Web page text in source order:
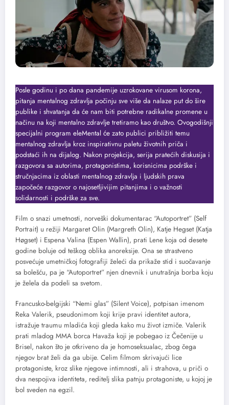
Posle godinu i po dana pandemije uzrokovane virusom korona,
pitanja mentalnog zdravlja počinju sve više da nalaze put do šire
publike i shvatanja da će nam biti potrebne radikalne promene u
načinu na koji mentalno zdravlje tretiramo kao društvo. Ovogodišnji
specijalni program eleMental će zato publici približiti temu
mentalnog zdravlja kroz inspirativnu paletu životnih priča i
podstaći ih na dijalog. Nakon projekcija, serija pratećih diskusija i
razgovora sa autorima, protagonistima, korisnicima podrške i
stručnjacima iz oblasti mentalnog zdravlja i ljudskih prava
započeće razgovor o najosetljivijim pitanjima i o važnosti
solidarnosti i podrške za sve.
Film o snazi umetnosti, norveški dokumentarac “Autoportret” (Self
Portrait) u režiji Margaret Olin (Margreth Olin), Katje Hegset (Katja
Høgset) i Espena Valina (Espen Wallin), prati Lene koja od desete
godine boluje od teškog oblika anoreksije. Ona se strastveno
posvećuje umetničkoj fotografiji želeći da prikaže stid i suočavanje
sa bolešću, pa je “Autoportret” njen dnevnik i unutrašnja borba koju
je želela da podeli sa svetom.
Francusko-belgijski “Nemi glas” (Silent Voice), potpisan imenom
Reka Valerik, pseudonimom koji krije pravi identitet autora,
istražuje traumu mladića koji gleda kako mu život izmiče. Valerik
prati mladog MMA borca Havaža koji je pobegao iz Čečenije u
Brisel, nakon što je otkriveno da je homoseksualac, zbog čega
njegov brat želi da ga ubije. Celim filmom skrivajući lice
protagoniste, kroz slike njegove intimnosti, ali i strahova, u priči o
dva nespojiva identiteta, reditelj slika patnju protagoniste, u kojoj je
bol sveden na egzil.